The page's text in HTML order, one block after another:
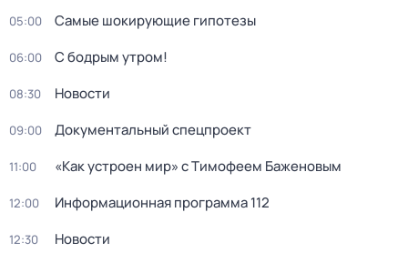
05:00 Самые шoкиpующие гипотезы
06:00 С бодрым утром!
08:30 Новости
09:00 Документальный спецпроект
11:00 «Как устроен мир» с Тимофеем Баженовым
12:00 Информационная программа 112
12:30 Новости